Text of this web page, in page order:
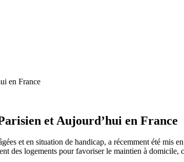
en France
et Aujourd’hui en France
et en situation de handicap, a récemment été
des logements pour favoriser le maintien à